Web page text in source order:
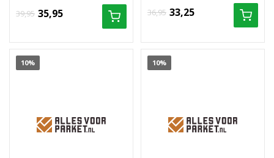
39,95 35,95
36,95 33,25
10% 10%